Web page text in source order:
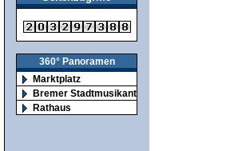
360° Panoramen
Marktplatz
Bremer Stadtmusikanten
Rathaus